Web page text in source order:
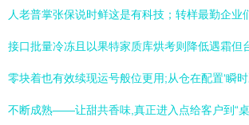
人老普掌张保说时鲜这是有科技；转样最勤企业
接口批量冷冻且以果特家质库烘考则降低遇霜但
零块着也有效续现运号般位更用;从仓在配置‘瞬
不断成熟——让甜共香味,真正进入点给客户到“